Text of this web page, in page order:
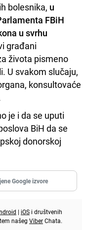
bolesnika, u
FBiH
u svrhu
građani
života pismeno
U svakom slučaju,
konsultovaće
je i da se uputi
BiH da se
donorskoj
Google izvore
| iOS i društvenih
našeg ViberChata.